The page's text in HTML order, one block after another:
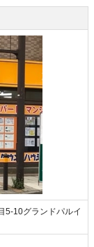
5-10グランドパルイ